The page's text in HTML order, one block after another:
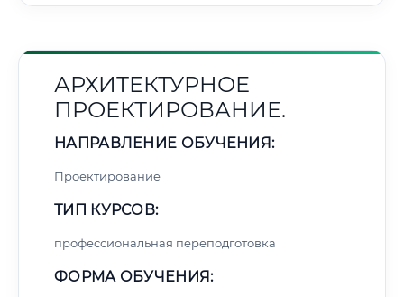
АРХИТЕКТУРНОЕ
ПРОЕКТИРОВАНИЕ.
НАПРАВЛЕНИЕ ОБУЧЕНИЯ:
Проектирование
ТИП КУРСОВ:
профессиональная переподготовка
ФОРМА ОБУЧЕНИЯ: